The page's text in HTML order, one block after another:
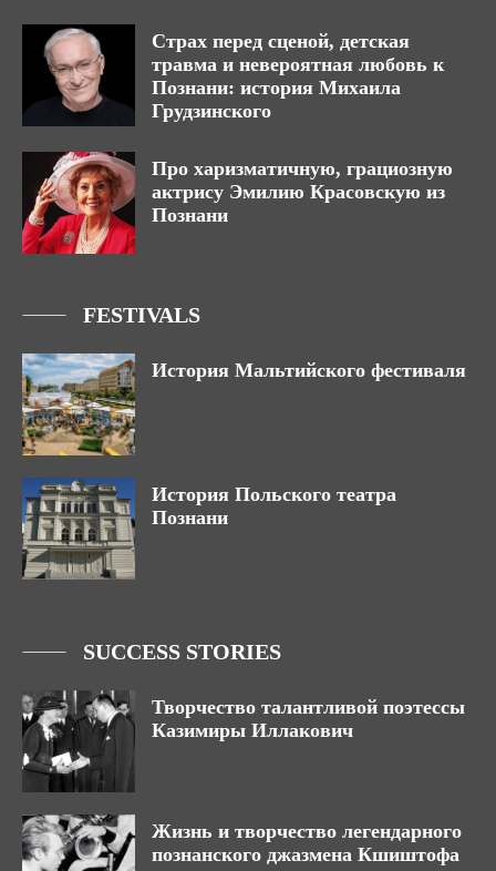
Страх перед сценой, детская
травма и невероятная любовь к
Познани: история Михаила
Грудзинского
Про харизматичную, грациозную
актрису Эмилию Красовскую из
Познани
FESTIVALS
История Мальтийского фестиваля
История Польского театра
Познани
SUCCESS STORIES
Творчество талантливой поэтессы
Казимиры Иллакович
Жизнь и творчество легендарного
познанского джазмена Кшиштофа